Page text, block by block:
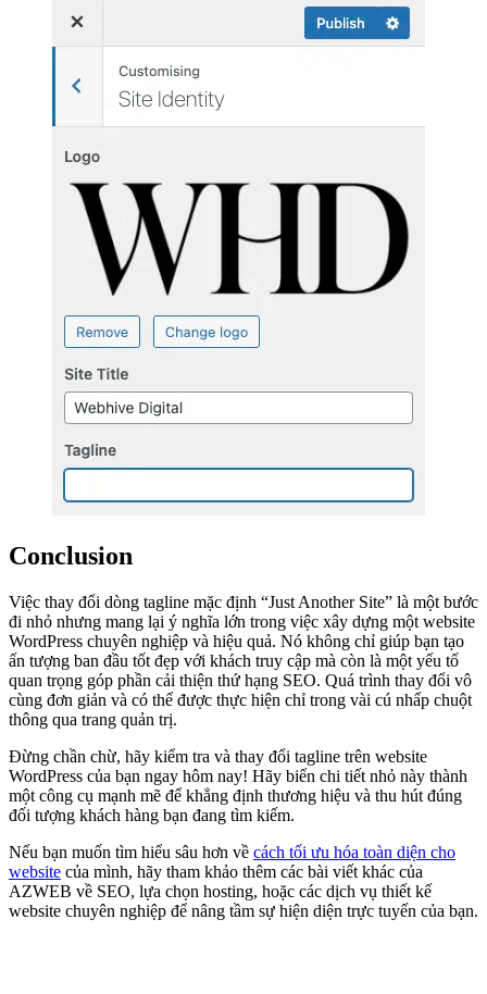
Conclusion
Việc thay đổi dòng tagline mặc định “Just Another Site” là một bước
đi nhỏ nhưng mang lại ý nghĩa lớn trong việc xây dựng một website
WordPress chuyên nghiệp và hiệu quả. Nó không chỉ giúp bạn tạo
ấn tượng ban đầu tốt đẹp với khách truy cập mà còn là một yếu tố
quan trọng góp phần cải thiện thứ hạng SEO. Quá trình thay đổi vô
cùng đơn giản và có thể được thực hiện chỉ trong vài cú nhấp chuột
thông qua trang quản trị.
Đừng chần chừ, hãy kiểm tra và thay đổi tagline trên website
WordPress của bạn ngay hôm nay! Hãy biến chi tiết nhỏ này thành
một công cụ mạnh mẽ để khẳng định thương hiệu và thu hút đúng
đối tượng khách hàng bạn đang tìm kiếm.
Nếu bạn muốn tìm hiểu sâu hơn về cách tối ưu hóa toàn diện cho
website của mình, hãy tham khảo thêm các bài viết khác của
AZWEB về SEO, lựa chọn hosting, hoặc các dịch vụ thiết kế
website chuyên nghiệp để nâng tầm sự hiện diện trực tuyến của bạn.